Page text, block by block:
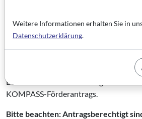
weiteren Informationen zur
Erstberatung finden Sie
Für förderfähige
Anfrage gerne ein Angebot sowie ein
Beide Dokumente sind obligatorische
KOMPASS-Förderantrags.
Bitte beachten: Antragsberechtigt
Weitere Informationen erhalten Sie in
Datenschutzerklärung.